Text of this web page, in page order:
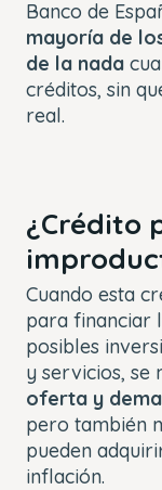
Banco de
mayoría de
de la nada
créditos, sin
real.
¿Crédito
Cuando esta
para financiar
posibles
y servicios, se
oferta y
pero también
pueden
inflación.